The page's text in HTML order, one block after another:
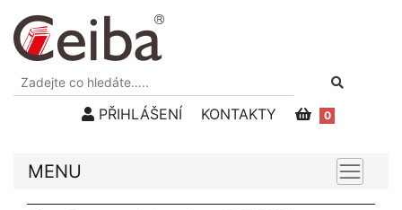
PŘIHLÁŠENÍ KONTAKTY 0
MENU